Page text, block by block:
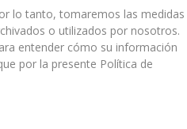
lo tanto, tomaremos las medidas
o utilizados por nosotros.
entender cómo su información
por la presente Política de